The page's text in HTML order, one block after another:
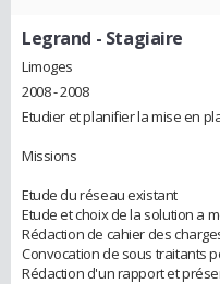
Legrand - Stagiaire
Limoges
2008 - 2008
Etudier et planifier la mise en
Missions
Etude du réseau existant
Etude et choix de la solution a
Rédaction de cahier des
Convocation de sous traitants
Rédaction d'un rapport et